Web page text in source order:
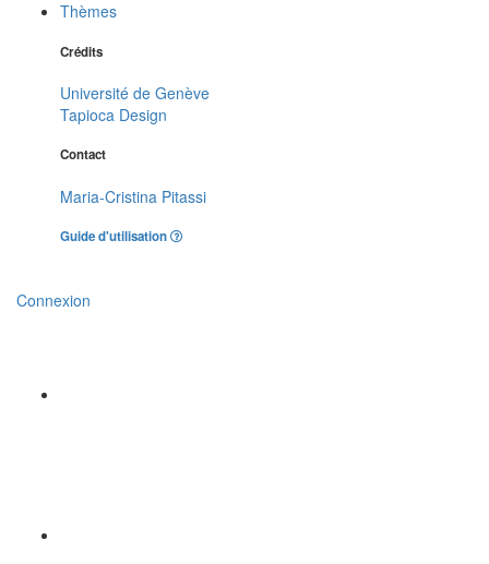
Thèmes
Crédits
Université de Genève
Tapioca Design
Contact
Maria-Cristina Pitassi
Guide d'utilisation
Connexion